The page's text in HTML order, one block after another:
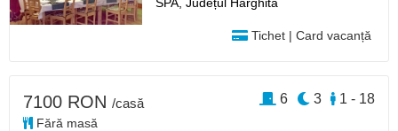
Tichet | Card vacanță
7100 RON /casă
Fără masă
1 - 18
3
6